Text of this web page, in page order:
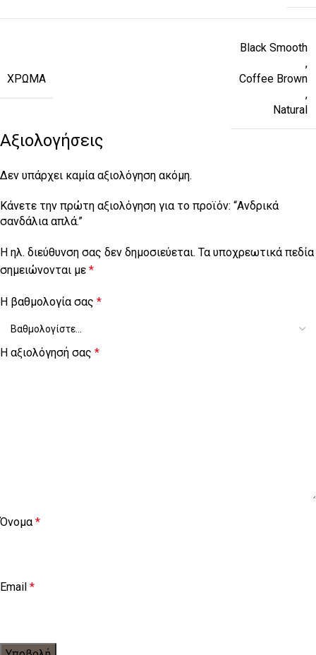
ΧΡΏΜΑ
Black Smooth
,
Coffee Brown
,
Natural
Αξιολογήσεις
Δεν υπάρχει καμία αξιολόγηση ακόμη.
Κάνετε την πρώτη αξιολόγηση για το προϊόν: “Ανδρικά
σανδάλια απλά.”
Η ηλ. διεύθυνση σας δεν δημοσιεύεται. Τα υποχρεωτικά πεδία
σημειώνονται με *
Η βαθμολογία σας *
Η αξιολόγησή σας *
Όνομα*
Email *